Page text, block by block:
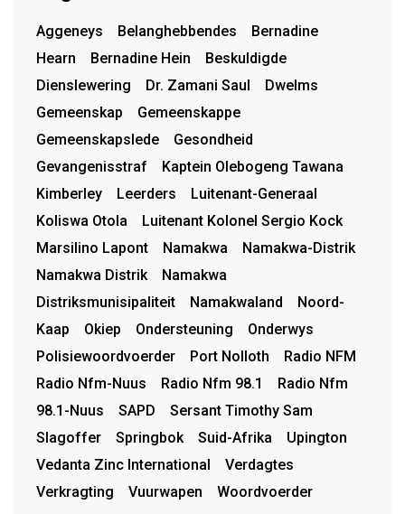
Aggeneys Belanghebbendes
Bernadine
Hearn
Bernadine Hein
Beskuldigde
Dienslewering
Dr. Zamani Saul
Dwelms
Gemeenskap
Gemeenskappe
Gemeenskapslede
Gesondheid
Gevangenisstraf
Kaptein Olebogeng Tawana
Kimberley
Leerders
Luitenant-Generaal
Koliswa Otola
Luitenant Kolonel Sergio Kock
Marsilino Lapont
Namakwa
Namakwa-Distrik
Namakwa Distrik
Namakwa
Distriksmunisipaliteit
Namakwaland
Noord-
Kaap
Okiep Ondersteuning
Onderwys
Polisiewoordvoerder
Port Nolloth
Radio NFM
Radio Nfm-Nuus
Radio Nfm 98.1
Radio Nfm
98.1-Nuus
SAPD
Sersant Timothy Sam
Slagoffer
Springbok Suid-Afrika
Upington
Vedanta Zinc International
Verdagtes
Verkragting
Vuurwapen Woordvoerder